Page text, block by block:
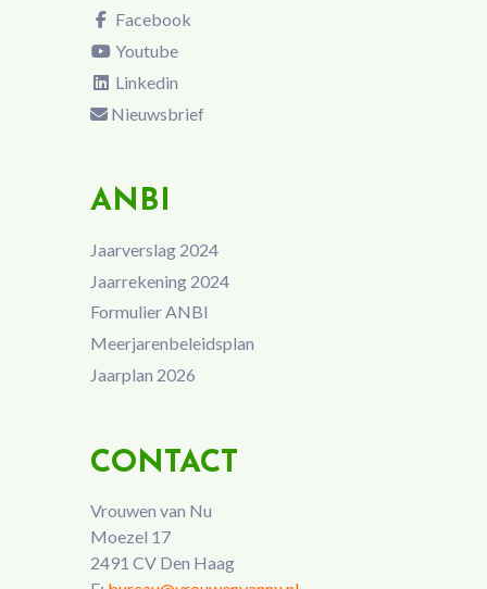
Facebook
Youtube
Linkedin
Nieuwsbrief
ANBI
Jaarverslag 2024
Jaarrekening 2024
Formulier ANBI
Meerjarenbeleidsplan
Jaarplan 2026
CONTACT
Vrouwen van Nu
Moezel 17
2491 CV Den Haag